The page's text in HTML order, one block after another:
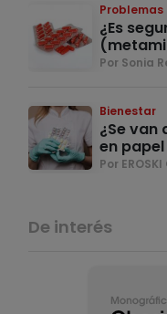
¿Es
Por Sonia
Bienestar
¿Se van
en
Por
De interés